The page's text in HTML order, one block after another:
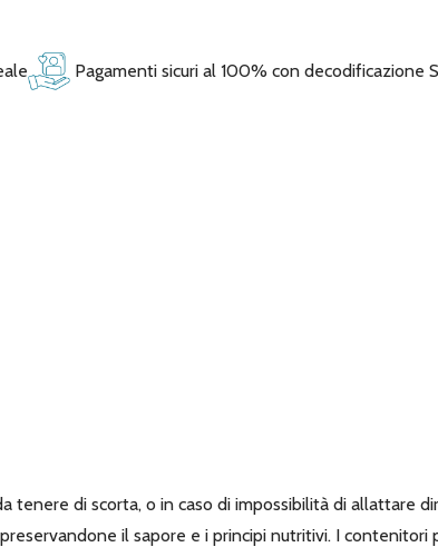
Pagamenti sicuri al 100% con decodificazione
di scorta, o in caso di impossibilità di allattare
il sapore e i principi nutritivi. I contenitori